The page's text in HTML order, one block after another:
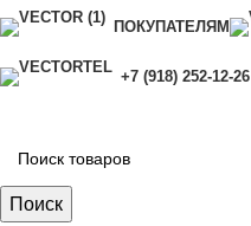
ПОКУПАТЕЛЯМ
+7 (918) 252-12-26
Поиск